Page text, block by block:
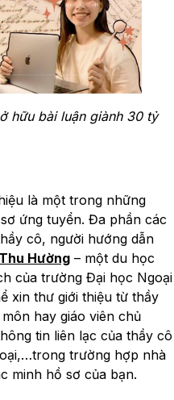
hữu bài luận giành 30 tỷ
là một trong những
ứng tuyển. Đa phần các
cô, người hướng dẫn
Thu Hường – một du học
của trường Đại học Ngoại
xin thư giới thiệu từ thầy
hay giáo viên chủ
tin liên lạc của thầy cô
trường hợp nhà
minh hồ sơ của bạn.